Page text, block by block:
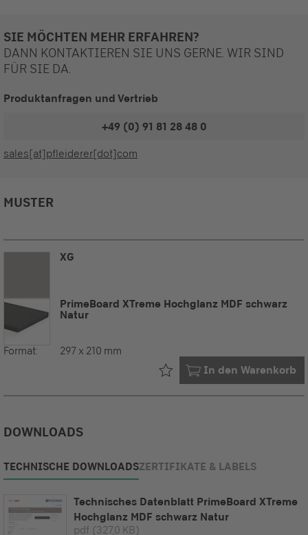
SIE MÖCHTEN MEHR ERFAHREN?
DANN KONTAKTIEREN SIE UNS GERNE. WIR SIND
FÜR SIE DA.
Produktanfragen und Vertrieb
+49 (0) 91 81 28 48 0
sales[at]pfleiderer[dot]com
MUSTER
XG
PrimeBoard XTreme Hochglanz MDF schwarz
Natur
Format: 297 x 210 mm
In den Warenkorb
Bereits in Ihrem
DOWNLOADS
TECHNISCHE DOWNLOADSZERTIFIKATE & LABELS
Technisches Datenblatt PrimeBoard XTreme
Hochglanz MDF schwarz Natur
pdf (327,0 KB)